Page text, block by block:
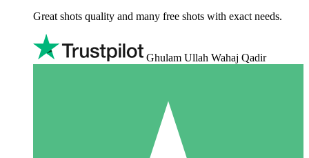
Great shots quality and many free shots with exact needs.
Ghulam Ullah Wahaj Qadir